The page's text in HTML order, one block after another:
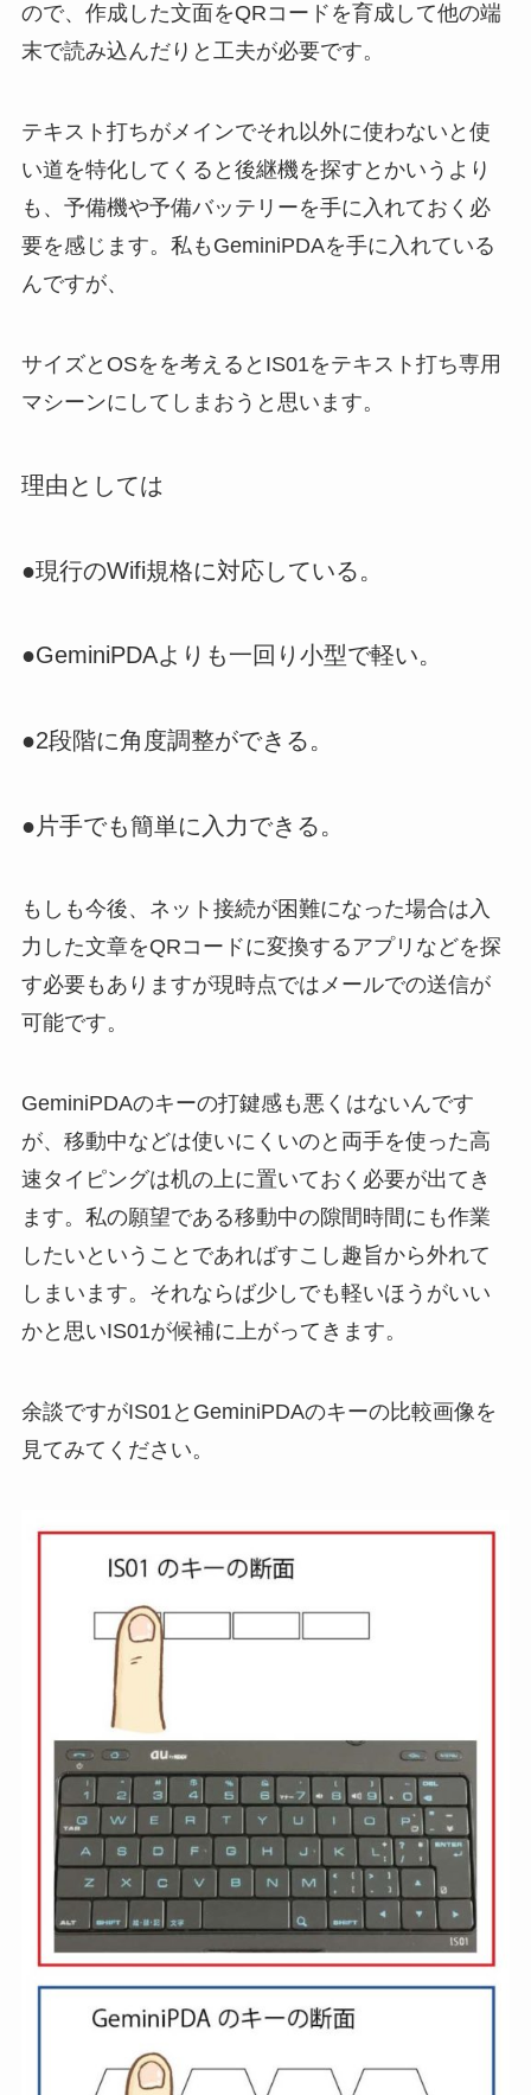
ので、作成した文面をQRコードを育成して他の端
末で読み込んだりと工夫が必要です。
テキスト打ちがメインでそれ以外に使わないと使
い道を特化してくると後継機を探すとかいうより
も、予備機や予備バッテリーを手に入れておく必
要を感じます。私もGeminiPDAを手に入れている
んですが、
サイズとOSをを考えるとIS01をテキスト打ち専用
マシーンにしてしまおうと思います。
理由としては
●現行のWifi規格に対応している。
●GeminiPDAよりも一回り小型で軽い。
●2段階に角度調整ができる。
●片手でも簡単に入力できる。
もしも今後、ネット接続が困難になった場合は入
力した文章をQRコードに変換するアプリなどを探
す必要もありますが現時点ではメールでの送信が
可能です。
GeminiPDAのキーの打鍵感も悪くはないんです
が、移動中などは使いにくいのと両手を使った高
速タイピングは机の上に置いておく必要が出てき
ます。私の願望である移動中の隙間時間にも作業
したいということであればすこし趣旨から外れて
しまいます。それならば少しでも軽いほうがいい
かと思いIS01が候補に上がってきます。
余談ですがIS01とGeminiPDAのキーの比較画像を
見てみてください。